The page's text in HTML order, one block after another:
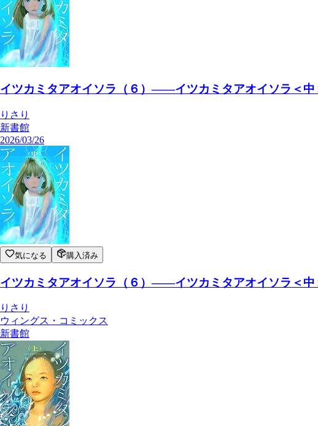
イツカミタアオイソラ（６）――イツカミタアオイソラ＜
りさり
新書館
2026/03/26
気になる 購入済み
イツカミタアオイソラ（６）――イツカミタアオイソラ＜
りさり
ウィングス・コミックス
新書館